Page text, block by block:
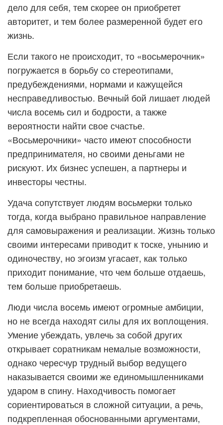
дело для себя, тем скорее он приобретет
авторитет, и тем более размеренной будет его
жизнь.
Если такого не происходит, то «восьмерочник»
погружается в борьбу со стереотипами,
предубеждениями, нормами и кажущейся
несправедливостью. Вечный бой лишает людей
числа восемь сил и бодрости, а также
вероятности найти свое счастье.
«Восьмерочники» часто имеют способности
предпринимателя, но своими деньгами не
рискуют. Их бизнес успешен, а партнеры и
инвесторы честны.
Удача сопутствует людям восьмерки только
тогда, когда выбрано правильное направление
для самовыражения и реализации. Жизнь только
своими интересами приводит к тоске, унынию и
одиночеству, но эгоизм угасает, как только
приходит понимание, что чем больше отдаешь,
тем больше приобретаешь.
Люди числа восемь имеют огромные амбиции,
но не всегда находят силы для их воплощения.
Умение убеждать, увлечь за собой других
открывает соратникам немалые возможности,
однако чересчур трудный выбор ведущего
наказывается своими же единомышленниками
ударом в спину. Находчивость помогает
сориентироваться в сложной ситуации, а речь,
подкрепленная обоснованными аргументами,